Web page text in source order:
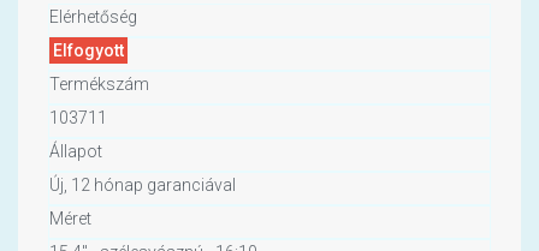
Elérhetőség
Elfogyott
Termékszám
103711
Állapot
Új, 12 hónap garanciával
Méret